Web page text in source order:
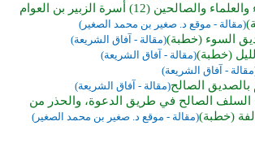
نماذج من سير الأتقياء والعلماء والصالحين (12) أسرة الزبير بن العوام
(مقالة - موقع د. صغير بن محمد الصغير)
السوء (خطبة)(مقالة - آفاق الشريعة)
(خطبة)(مقالة - آفاق الشريعة)
- آفاق الشريعة)
الصالح(مقالة - آفاق الشريعة)
السلف الصالح في طريق الدعوة، والحذر من
(خطبة)(مقالة - موقع د. صغير بن محمد الصغير)